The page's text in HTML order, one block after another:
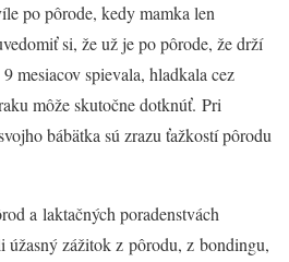
po pôrode, kedy mamka len
si, že už je po pôrode, že drží
mesiacov spievala, hladkala cez
môže skutočne dotknúť. Pri
bábätka sú zrazu ťažkostí pôrodu
a laktačných poradenstvách
úžasný zážitok z pôrodu, z bondingu,